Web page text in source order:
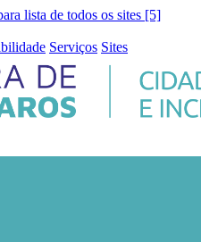
lista de todos os sites [5]
Serviços Sites